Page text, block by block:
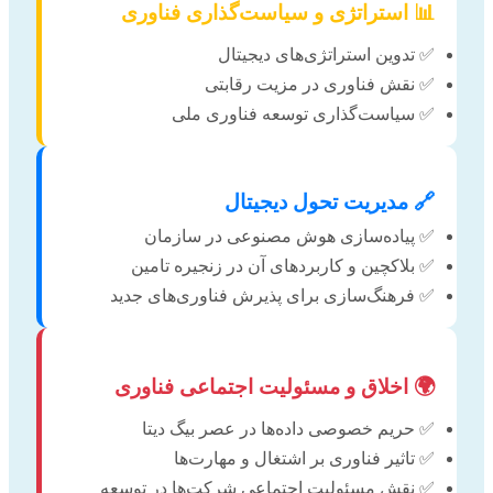
📊 استراتژی و سیاست‌گذاری فناوری
✅ تدوین استراتژی‌های دیجیتال
✅ نقش فناوری در مزیت رقابتی
✅ سیاست‌گذاری توسعه فناوری ملی
🔗 مدیریت تحول دیجیتال
✅ پیاده‌سازی هوش مصنوعی در سازمان
✅ بلاکچین و کاربردهای آن در زنجیره تامین
✅ فرهنگ‌سازی برای پذیرش فناوری‌های جدید
🌍 اخلاق و مسئولیت اجتماعی فناوری
✅ حریم خصوصی داده‌ها در عصر بیگ دیتا
✅ تاثیر فناوری بر اشتغال و مهارت‌ها
✅ نقش مسئولیت اجتماعی شرکت‌ها در توسعه